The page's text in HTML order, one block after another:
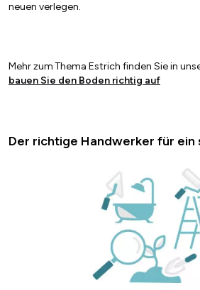
neuen verlegen.
Mehr zum Thema Estrich finden Sie in
bauen Sie den Boden richtig auf
Der richtige Handwerker für ein